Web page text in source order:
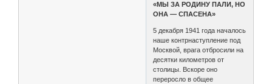
«МЫ ЗА РОДИНУ ПАЛИ, НО
ОНА — СПАСЕНА»
5 декабря 1941 года началось
наше контрнаступление под
Москвой, врага отбросили на
десятки километров от
столицы. Вскоре оно
переросло в общее